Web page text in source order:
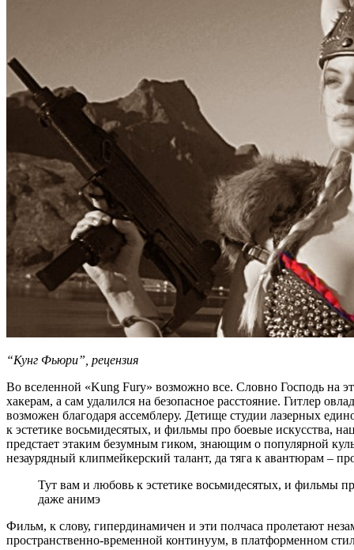
“Кунг Фьюри”, рецензия
Во вселенной «Kung Fury» возможно все. Словно Господь на
хакерам, а сам удалился на безопасное расстояние. Гитлер
возможен благодаря ассемблеру. Детище студии лазерных
к эстетике восьмидесятых, и фильмы про боевые искусства,
предстает этаким безумным гиком, знающим о популярной
незаурядный клипмейкерский талант, да тяга к авантюрам –
Тут вам и любовь к эстетике восьмидесятых, и фильмы
даже анимэ
Фильм, к слову, гипердинамичен и эти полчаса пролетают
пространственно-временной континуум, в платформенном